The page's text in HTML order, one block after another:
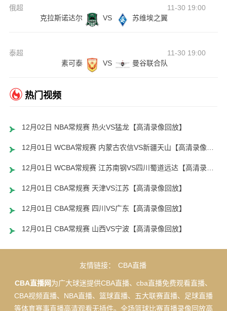
俄超
11-30 19:00
克拉斯诺达尔
VS 苏维埃之翼
泰超
11-30 19:00
素可泰
VS 曼谷联合队
热门视频
12月02日 NBA常规赛 热火VS猛龙【高清录像回放】
12月01日 WCBA常规赛 内蒙古农信VS新疆天山【高清录像回放】
12月01日 WCBA常规赛 江苏南钢VS四川蜀道远达【高清录像回放】
12月01日 CBA常规赛 天津VS江苏【高清录像回放】
12月01日 CBA常规赛 四川VS广东【高清录像回放】
12月01日 CBA常规赛 山西VS宁波【高清录像回放】
友情链接： CBA直播
CBA直播网为广大球迷提供CBA直播、cba直播免费观看直播、
CBA视频直播、NBA直播、篮球直播、五大联赛直播、足球直播
等体育赛事直播高清观看无插件。全场篮球比赛直播录像回放高